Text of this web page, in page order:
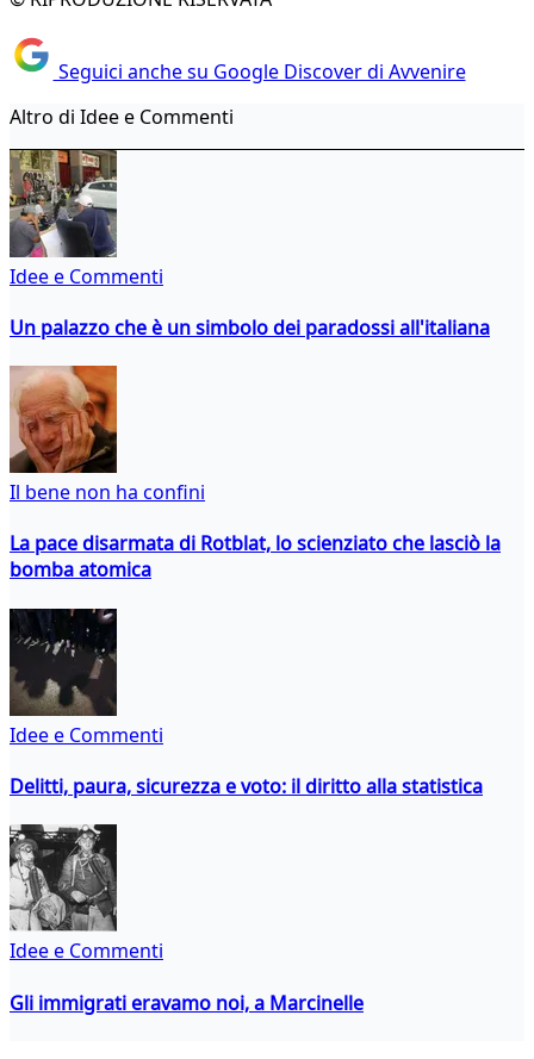
Seguici anche su Google Discover di Avvenire
Altro di Idee e Commenti
Idee e Commenti
Un palazzo che è un simbolo dei paradossi all'italiana
Il bene non ha confini
La pace disarmata di Rotblat, lo scienziato che lasciò la
bomba atomica
Idee e Commenti
Delitti, paura, sicurezza e voto: il diritto alla statistica
Idee e Commenti
Gli immigrati eravamo noi, a Marcinelle